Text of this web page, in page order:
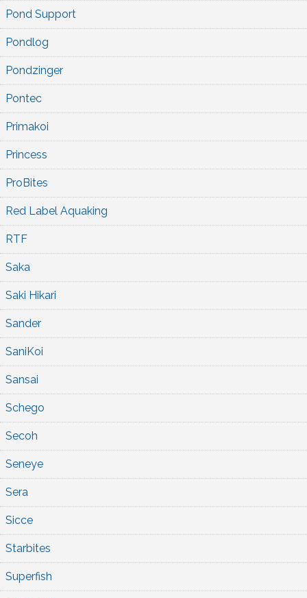
Pond Support
Pondlog
Pondzinger
Pontec
Primakoi
Princess
ProBites
Red Label Aquaking
RTF
Saka
Saki Hikari
Sander
SaniKoi
Sansai
Schego
Secoh
Seneye
Sera
Sicce
Starbites
Superfish